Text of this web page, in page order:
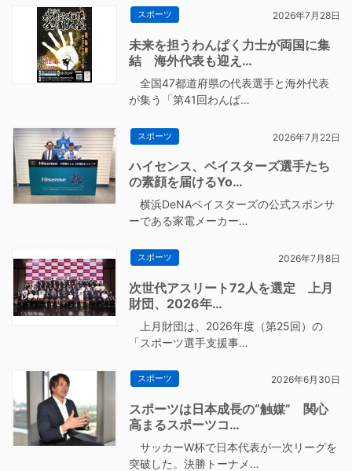
スポーツ 2026年7月28日
未来を担うわんぱく力士が両国に集
結 海外代表も迎え…
全国47都道府県の代表選手と海外代表
が集う「第41回わんぱ…
スポーツ 2026年7月22日
ハイセンス、ベイスターズ選手たち
の素顔を届けるYo…
横浜DeNAベイスターズの公式スポンサ
ーである家電メーカー…
スポーツ 2026年7月8日
次世代アスリート72人を選定 上月
財団、2026年…
上月財団は、2026年度（第25回）の
「スポーツ選手支援事…
スポーツ 2026年6月30日
スポーツは日本成長の“触媒” 関心
高まるスポーツコ…
サッカーW杯で日本代表が一次リーグを
突破した。決勝トーナメ…